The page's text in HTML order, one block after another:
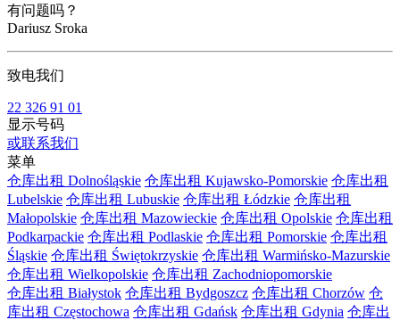
有问题吗？
Dariusz Sroka
致电我们
22 326 91 01
显示号码
或联系我们
菜单
仓库出租 Dolnośląskie 仓库出租 Kujawsko-Pomorskie 仓库出租
Lubelskie 仓库出租 Lubuskie 仓库出租 Łódzkie 仓库出租
Małopolskie 仓库出租 Mazowieckie 仓库出租 Opolskie 仓库出租
Podkarpackie 仓库出租 Podlaskie 仓库出租 Pomorskie 仓库出租
Śląskie 仓库出租 Świętokrzyskie 仓库出租 Warmińsko-Mazurskie
仓库出租 Wielkopolskie 仓库出租 Zachodniopomorskie
仓库出租 Białystok 仓库出租 Bydgoszcz 仓库出租 Chorzów 仓
库出租 Częstochowa 仓库出租 Gdańsk 仓库出租 Gdynia 仓库出